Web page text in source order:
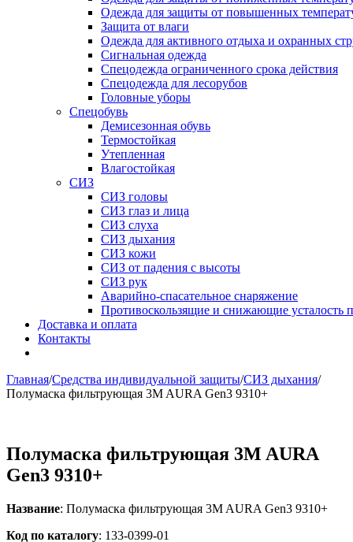
Одежда для защиты от повышенных
Защита от влаги
Одежда для активного отдыха и охранных
Сигнальная одежда
Спецодежда ограниченного срока действия
Спецодежда для лесорубов
Головные уборы
Спецобувь
Демисезонная обувь
Термостойкая
Утепленная
Влагостойкая
СИЗ
СИЗ головы
СИЗ глаз и лица
СИЗ слуха
СИЗ дыхания
СИЗ кожи
СИЗ от падения с высоты
СИЗ рук
Аварийно-спасательное снаряжение
Противоскользящие и снижающие усталость
Доставка и оплата
Контакты
Главная/Средства индивидуальной защиты/СИЗ дыхания/
Полумаска фильтрующая 3M AURA Gen3 9310+
Полумаска фильтрующая 3M AURA
Gen3 9310+
Название: Полумаска фильтрующая 3M AURA Gen3 9310+
Код по каталогу: 133-0399-01